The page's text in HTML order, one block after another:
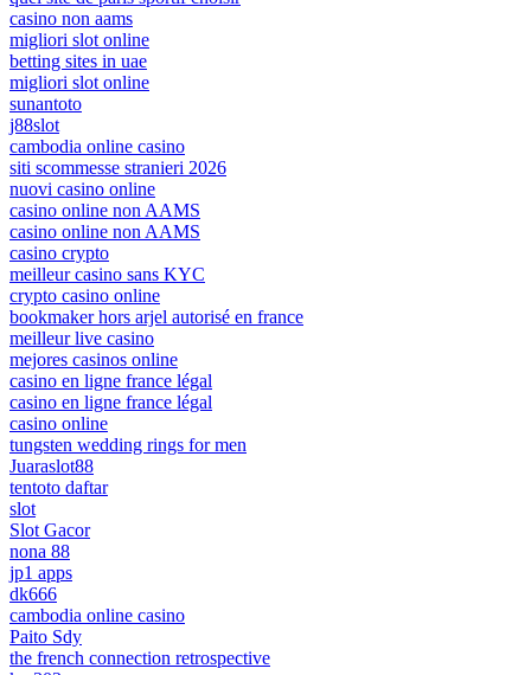
casino non aams
migliori slot online
betting sites in uae
migliori slot online
sunantoto
j88slot
cambodia online casino
siti scommesse stranieri 2026
nuovi casino online
casino online non AAMS
casino online non AAMS
casino crypto
meilleur casino sans KYC
crypto casino online
bookmaker hors arjel autorisé en france
meilleur live casino
mejores casinos online
casino en ligne france légal
casino en ligne france légal
casino online
tungsten wedding rings for men
Juaraslot88
tentoto daftar
slot
Slot Gacor
nona 88
jp1 apps
dk666
cambodia online casino
Paito Sdy
the french connection retrospective